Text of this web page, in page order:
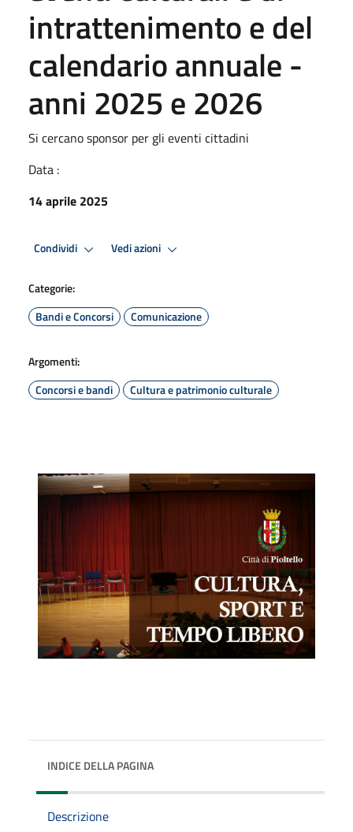
intrattenimento e del
calendario annuale -
anni 2025 e 2026
Si cercano sponsor per gli eventi cittadini
Data :
14 aprile 2025
Condividi Vedi azioni
Categorie:
Bandi e Concorsi
Comunicazione
Argomenti:
Concorsi e bandi
Cultura e patrimonio culturale
INDICE DELLA PAGINA
Descrizione